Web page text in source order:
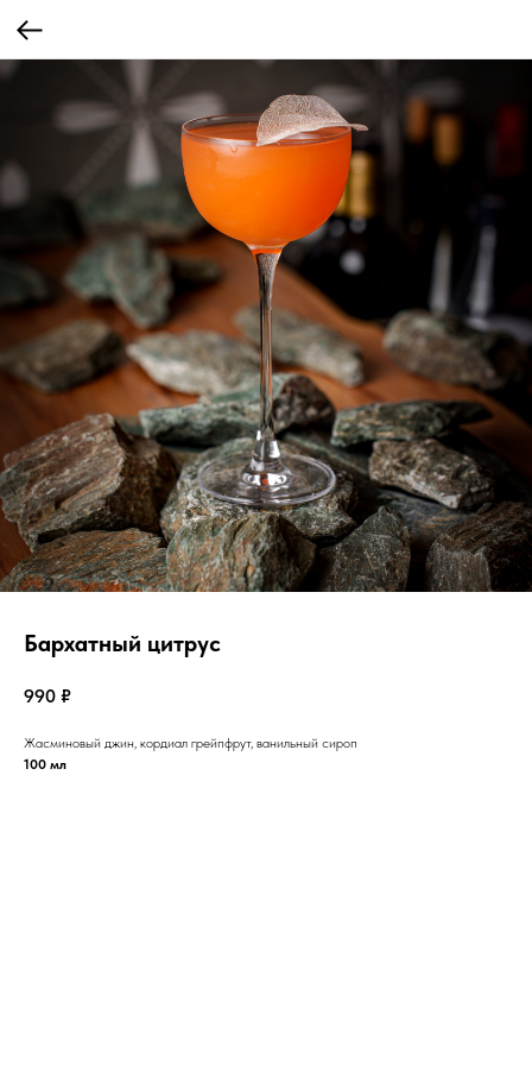
Бархатный цитрус
990 ₽
Жасминовый джин, кордиал грейпфрут, ванильный сироп
100 мл